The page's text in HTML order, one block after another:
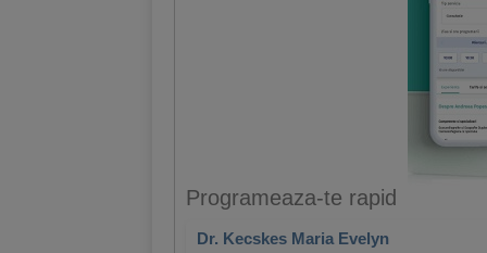
Programeaza-te rapid
Dr. Kecskes Maria Evelyn